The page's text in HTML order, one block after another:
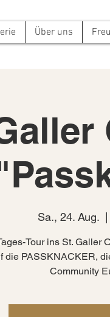
Über uns
Sa., 24. Aug.
  |
Tour ins St. Galler
die PASSKNACKER,